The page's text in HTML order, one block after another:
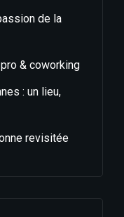
de la
& coworking
: un lieu,
revisitée